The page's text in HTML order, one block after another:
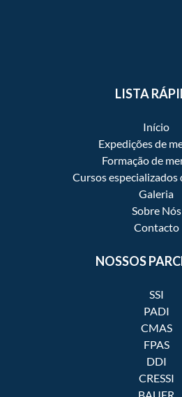
LISTA
Início
Expedições de
Formação de
Cursos especializados
Galeria
Sobre Nós
Contacto
NOSSOS
SSI
PADI
CMAS
FPAS
DDI
CRESSI